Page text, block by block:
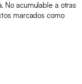
acumulable a otras
marcados como